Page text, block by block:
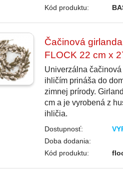
Kód produktu:
Čačinová
FLOCK 22 cm x
Univerzálna
ihličím prináša do
zimnej prírody.
cm a je vyrobená z
ihličia.
Dostupnosť:
Doba dodania:
Kód produktu: